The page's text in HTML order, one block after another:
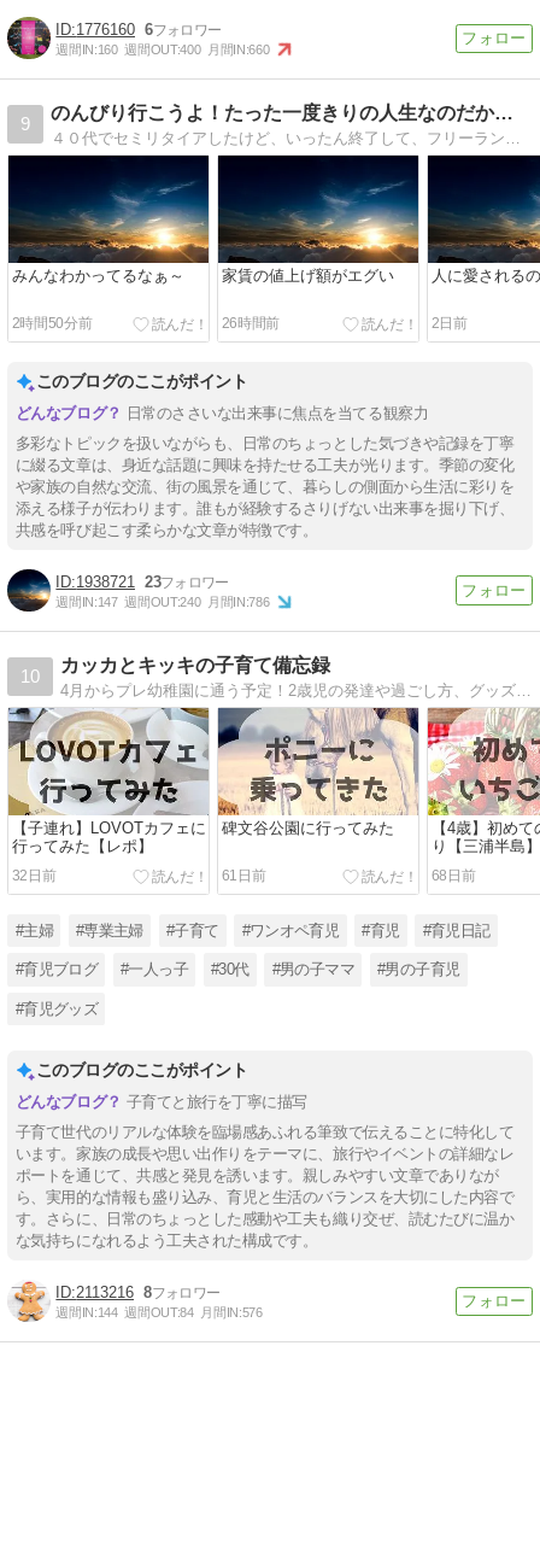
1776160 6
週間IN:160 週間OUT:400 月間IN:660
9
のんびり行こうよ！たった一度きりの人生なのだから、後悔しな…
４０代でセミリタイアしたけど、いったん終了して、フリーランスとして働きだしたおじさんの妻と子供達との日常を綴ります。
みんなわかってるなぁ～
2時間50分前
家賃の値上げ額がエグい
26時間前
人に愛される
2日前
このブログのここがポイント
日常のささいな出来事に焦点を当てる観察力
多彩なトピックを扱いながらも、日常のちょっとした気づきや記録を丁寧
に綴る文章は、身近な話題に興味を持たせる工夫が光ります。季節の変化
や家族の自然な交流、街の風景を通じて、暮らしの側面から生活に彩りを
添える様子が伝わります。誰もが経験するさりげない出来事を掘り下げ、
共感を呼び起こす柔らかな文章が特徴です。
1938721 23
週間IN:147 週間OUT:240 月間IN:786
10
カッカとキッキの子育て備忘録
4月からプレ幼稚園に通う予定！2歳児の発達や過ごし方、グッズやおもちゃレビューなど。右も左も分からなんなりにガンバッテイル。
【子連れ】LOVOTカフェに
行ってみた【レポ】
32日前
碑文谷公園に行ってみた
61日前
【4歳】初め
り【三浦半島】
68日前
#主婦 #専業主婦 #子育て #ワンオペ育児 #育児 #育児日記
#育児ブログ #一人っ子 #30代 #男の子ママ #男の子育児
#育児グッズ
このブログのここがポイント
子育てと旅行を丁寧に描写
子育て世代のリアルな体験を臨場感あふれる筆致で伝えることに特化して
います。家族の成長や思い出作りをテーマに、旅行やイベントの詳細なレ
ポートを通じて、共感と発見を誘います。親しみやすい文章でありなが
ら、実用的な情報も盛り込み、育児と生活のバランスを大切にした内容で
す。さらに、日常のちょっとした感動や工夫も織り交ぜ、読むたびに温か
な気持ちになれるよう工夫された構成です。
2113216 8
週間IN:144 週間OUT:84 月間IN:576